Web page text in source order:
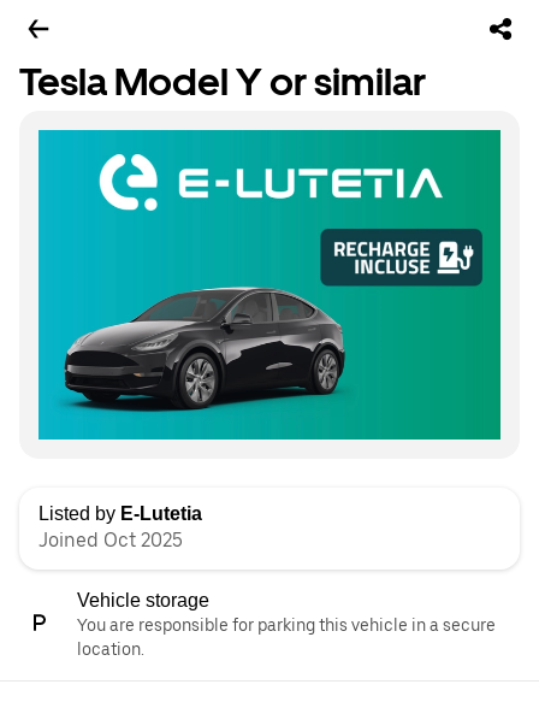
Tesla Model Y or similar
Listed by E-Lutetia
Joined Oct 2025
Vehicle storage
You are responsible for parking this vehicle in a secure
location.